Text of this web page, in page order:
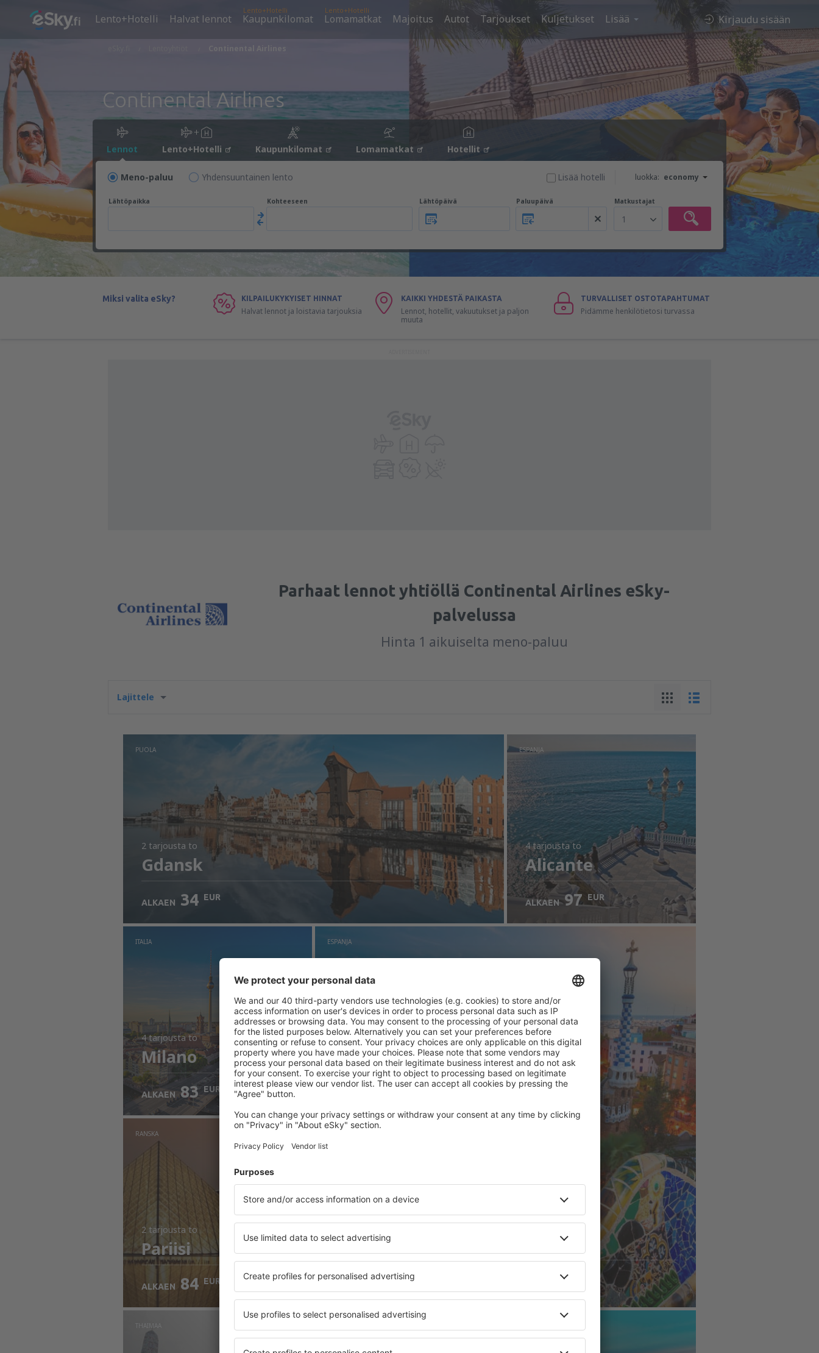
Lento+Hotelli Halvat lennot
Lento+Hotelli
Kaupunkilomat
Lento+Hotelli
Lomamatkat Majoitus Autot Tarjoukset Kuljetukset Lisää Kirjaudu sisään
Continental Airlines
Lennot Lento+Hotelli Kaupunkilomat Lomamatkat Hotellit
Meno-paluu Yhdensuuntainen lento luokka: economy
Lisää hotelli
Lähtöpaikka Kohteeseen Lähtöpäivä Paluupäivä Matkustajat
1
Miksi valita eSky? KILPAILUKYKYISET HINNAT
Halvat lennot ja loistavia tarjouksia
KAIKKI YHDESTÄ PAIKASTA
Lennot, hotellit, vakuutukset ja paljon
muuta
TURVALLISET OSTOTAPAHTUMAT
Pidämme henkilötietosi turvassa
Parhaat lennot yhtiöllä Continental Airlines eSky-
palvelussa
Hinta 1 aikuiselta meno-paluu
Lajittele
PUOLA
2 tarjousta to
Gdansk
ALKAEN 34 EUR
ESPANJA
4 tarjoustato
Alicante
ALKAEN 97 EUR
ITALIA
4 tarjoustato
Milano
ALKAEN 83 EUR
ESPANJA
mistä: Helsinki (HEL)
Barcelona
Tarkista tiedot
168
RANSKA
2 tarjousta to
Pariisi
ALKAEN 84 EUR
THAIMAA